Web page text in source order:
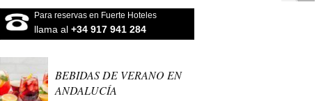
Para reservas en Fuerte Hoteles
llama al +34 917 941 284
BEBIDAS DE VERANO EN
ANDALUCÍA